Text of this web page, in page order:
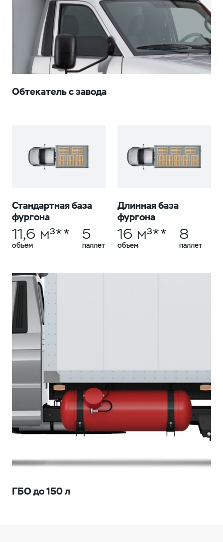
Обтекатель с завода
Стандартная база
фургона
11,6 м³**
объем
5
паллет
Длинная база
фургона
16 м³**
объем
8
паллет
ГБО до 150 л